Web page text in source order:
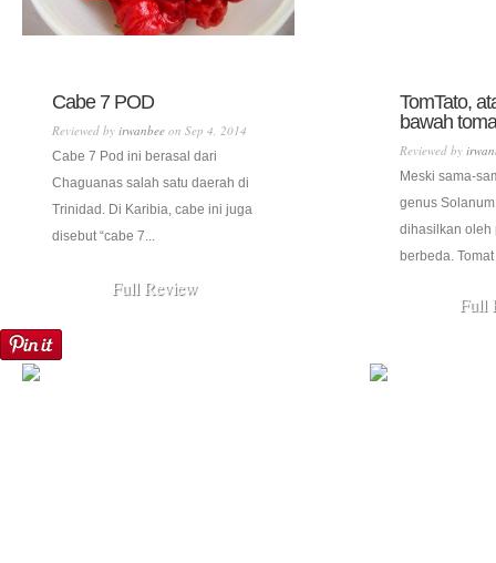
Cabe 7 POD
Reviewed by irwanbee on Sep 4, 2014
Cabe 7 Pod ini berasal dari
Chaguanas salah satu daerah di
Trinidad. Di Karibia, cabe ini juga
disebut “cabe 7...
Full Review
TomTato,
bawah
Reviewed by
Meski sama-
genus
dihasilkan oleh
berbeda.
Full